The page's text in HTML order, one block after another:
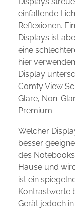
einfallende
Reflexionen.
Displays ist
eine
hier
Display
Comfy View
Glare, Non-
Premium.
Welcher
besser
des
Hause und
ist ein
Kontrastwerte
Gerät jedoch